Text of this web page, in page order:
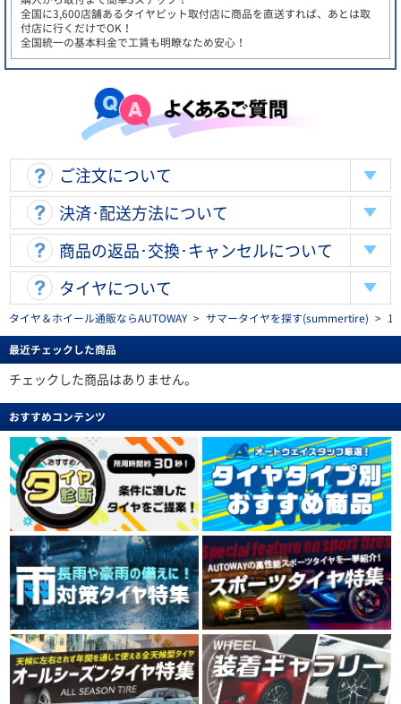
全国に3,600店舗あるタイヤピット取付店に商品を直送すれば、あとは取
付店に行くだけでOK！
全国統一の基本料金で工賃も明瞭なため安心！
ご注文について
決済･配送方法について
商品の返品･交換･キャンセルについて
タイヤについて
タイヤ＆ホイール通販ならAUTOWAY > サマータイヤを探す(summertire) >
最近チェックした商品
チェックした商品はありません。
おすすめコンテンツ